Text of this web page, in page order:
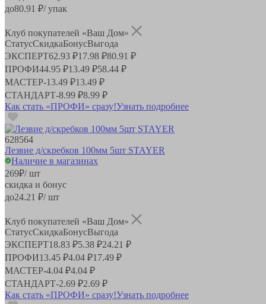
до80.91 ₽/ упак
Клуб покупателей «Ваш Дом»
СтатусСкидкаБонусВыгода
ЭКСПЕРТ62.93 ₽17.98 ₽80.91 ₽
ПРОФИ44.95 ₽13.49 ₽58.44 ₽
МАСТЕР-13.49 ₽13.49 ₽
СТАНДАРТ-8.99 ₽8.99 ₽
Как стать «ПРОФИ» сразу!Узнать подробнее
628564
Лезвие д/скребков 100мм 5шт STAYER
Наличие в магазинах
269₽/ шт
скидка и бонус
до24.21 ₽/ шт
Клуб покупателей «Ваш Дом»
СтатусСкидкаБонусВыгода
ЭКСПЕРТ18.83 ₽5.38 ₽24.21 ₽
ПРОФИ13.45 ₽4.04 ₽17.49 ₽
МАСТЕР-4.04 ₽4.04 ₽
СТАНДАРТ-2.69 ₽2.69 ₽
Как стать «ПРОФИ» сразу!Узнать подробнее